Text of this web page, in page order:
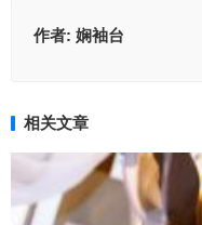
作者: 娴袖台
相关文章